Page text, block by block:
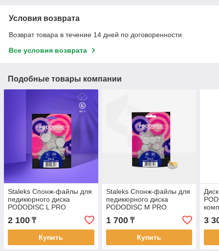
Условия возврата
Возврат товара в течение 14 дней по договоренности
Все условия возврата
Подобные товары компании
Staleks Спонж-файлы для
педикюрного диска
PODODISC L PRO
2 100 ₸
Купить
Staleks Спонж-файлы для
педикюрного диска
PODODISC M PRO
1 700₸
Купить
(20
3